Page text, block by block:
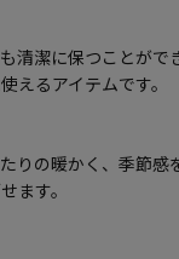
清潔に保つことがで
えるアイテムです。
りの暖かく、季節感
ます。